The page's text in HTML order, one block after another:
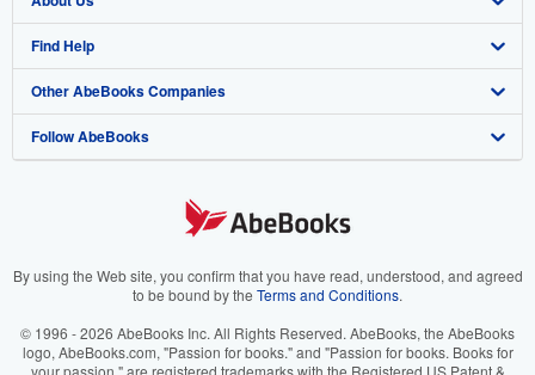
My Account
My Orders
View Basket
Join Our Affiliate Program
Book Buyback
Refer a seller
About AbeBooks
Media
Careers
Your Ads Privacy Choices
Accessibility
Find Help
Help
Customer Support
Other AbeBooks Companies
AbeBooks.co.uk
AbeBooks.it
AbeBooks.ca
Follow AbeBooks
By using the Web site, you confirm that you have read, understood, and agreed
to be bound by the Terms and Conditions.
© 1996 - 2026 AbeBooks Inc. All Rights Reserved. AbeBooks, the AbeBooks
logo, AbeBooks.com, "Passion for books." and "Passion for books. Books for
your passion." are registered trademarks with the Registered US Patent &